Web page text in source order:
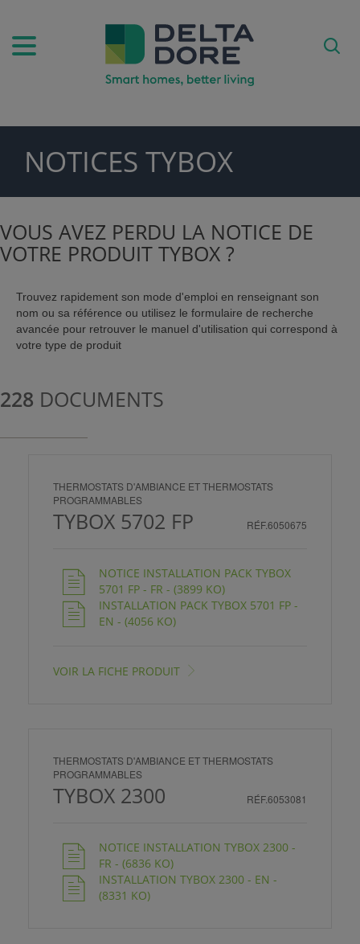
& SERVICES)
CLIENT)
NOTICES TYBOX
VOUS AVEZ PERDU LA NOTICE DE
VOTRE PRODUIT TYBOX ?
Trouvez rapidement son mode d'emploi en renseignant son
nom ou sa référence ou utilisez le formulaire de recherche
avancée pour retrouver le manuel d'utilisation qui correspond à
votre type de produit
228 DOCUMENTS
THERMOSTATS D'AMBIANCE ET THERMOSTATS
PROGRAMMABLES
TYBOX 5702 FP RÉF.6050675
NOTICE INSTALLATION PACK TYBOX
5701 FP - FR - (3899 KO)
INSTALLATION PACK TYBOX 5701 FP -
EN - (4056 KO)
VOIR LA FICHE PRODUIT
THERMOSTATS D'AMBIANCE ET THERMOSTATS
PROGRAMMABLES
TYBOX 2300 RÉF.6053081
NOTICE INSTALLATION TYBOX 2300 -
FR - (6836 KO)
INSTALLATION TYBOX 2300 - EN -
(8331 KO)